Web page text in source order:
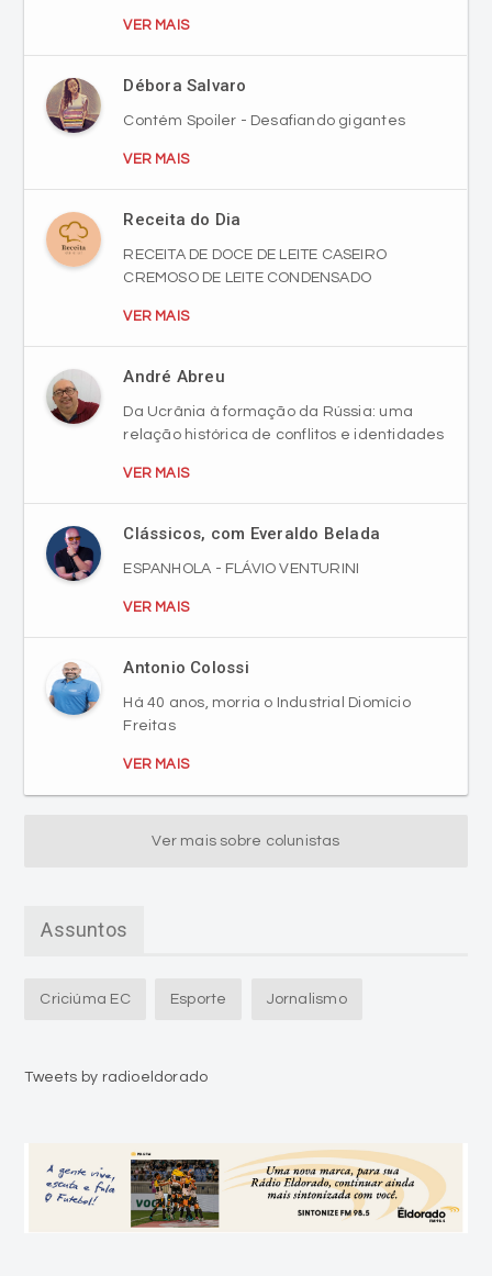
VER MAIS
Débora Salvaro
Contém Spoiler - Desafiando gigantes
VER MAIS
Receita do Dia
RECEITA DE DOCE DE LEITE CASEIRO
CREMOSO DE LEITE CONDENSADO
VER MAIS
André Abreu
Da Ucrânia à formação da Rússia: uma
relação histórica de conflitos e identidades
VER MAIS
Clássicos, com Everaldo Belada
ESPANHOLA - FLÁVIO VENTURINI
VER MAIS
Antonio Colossi
Há 40 anos, morria o Industrial Diomício
Freitas
VER MAIS
Ver mais sobre colunistas
Assuntos
Criciúma EC Esporte Jornalismo
Tweets by radioeldorado